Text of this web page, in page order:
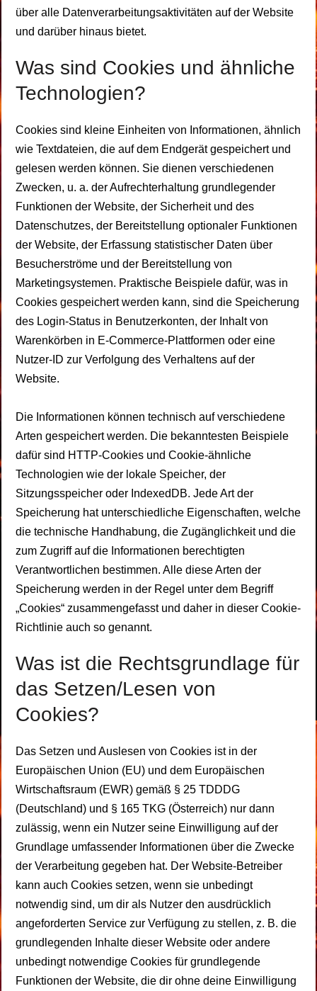
über alle Datenverarbeitungsaktivitäten auf der Website
und darüber hinaus bietet.
Was sind Cookies und ähnliche
Technologien?
Cookies sind kleine Einheiten von Informationen, ähnlich
wie Textdateien, die auf dem Endgerät gespeichert und
gelesen werden können. Sie dienen verschiedenen
Zwecken, u. a. der Aufrechterhaltung grundlegender
Funktionen der Website, der Sicherheit und des
Datenschutzes, der Bereitstellung optionaler Funktionen
der Website, der Erfassung statistischer Daten über
Besucherströme und der Bereitstellung von
Marketingsystemen. Praktische Beispiele dafür, was in
Cookies gespeichert werden kann, sind die Speicherung
des Login-Status in Benutzerkonten, der Inhalt von
Warenkörben in E-Commerce-Plattformen oder eine
Nutzer-ID zur Verfolgung des Verhaltens auf der
Website.
Die Informationen können technisch auf verschiedene
Arten gespeichert werden. Die bekanntesten Beispiele
dafür sind HTTP-Cookies und Cookie-ähnliche
Technologien wie der lokale Speicher, der
Sitzungsspeicher oder IndexedDB. Jede Art der
Speicherung hat unterschiedliche Eigenschaften, welche
die technische Handhabung, die Zugänglichkeit und die
zum Zugriff auf die Informationen berechtigten
Verantwortlichen bestimmen. Alle diese Arten der
Speicherung werden in der Regel unter dem Begriff
„Cookies“ zusammengefasst und daher in dieser Cookie-
Richtlinie auch so genannt.
Was ist die Rechtsgrundlage für
das Setzen/Lesen von
Cookies?
Das Setzen und Auslesen von Cookies ist in der
Europäischen Union (EU) und dem Europäischen
Wirtschaftsraum (EWR) gemäß § 25 TDDDG
(Deutschland) und § 165 TKG (Österreich) nur dann
zulässig, wenn ein Nutzer seine Einwilligung auf der
Grundlage umfassender Informationen über die Zwecke
der Verarbeitung gegeben hat. Der Website-Betreiber
kann auch Cookies setzen, wenn sie unbedingt
notwendig sind, um dir als Nutzer den ausdrücklich
angeforderten Service zur Verfügung zu stellen, z. B. die
grundlegenden Inhalte dieser Website oder andere
unbedingt notwendige Cookies für grundlegende
Funktionen der Website, die dir ohne deine Einwilligung